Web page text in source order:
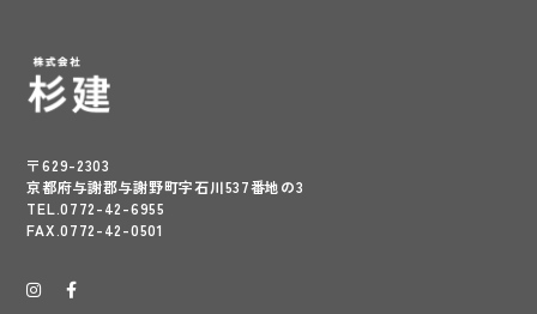
〒629-2303
京都府与謝郡与謝野町字石川537番地の3
TEL.0772-42-6955
FAX.0772-42-0501